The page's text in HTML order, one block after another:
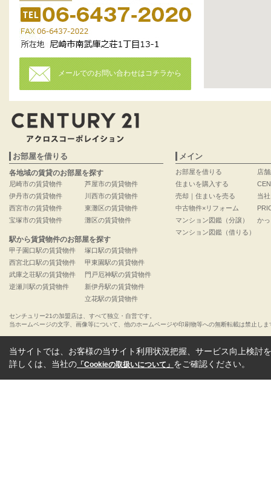
メールでのお問い合わせはコチラから
お部屋を借りる
各地域の賃貸のお部屋を探す
尼崎市の賃貸物件
伊丹市の賃貸物件
西宮市の賃貸物件
宝塚市の賃貸物件
芦屋市の賃貸物件
川西市の賃貸物件
東灘区の賃貸物件
灘区の賃貸物件
駅から賃貸物件のお部屋を探す
甲子園口駅の賃貸物件
西宮北口駅の賃貸物件
武庫之荘駅の賃貸物件
逆瀬川駅の賃貸物件
塚口駅の賃貸物件
甲東園駅の賃貸物件
門戸厄神駅の賃貸物件
新伊丹駅の賃貸物件
立花駅の賃貸物件
メイン
お部屋を借りる
住まいを購入する
売却｜住まいを売る
中古物件×リフォーム
マンション図鑑（分譲）
マンション図鑑（借りる）
店
当
か
センチュリー21の加盟店は、すべて独立・自営です。
当ホームページの文字、画像等について、他のホームページや印刷物等への無断転載は禁止しま
当サイトでは、お客様の当サイト利用状況把握、サービス向上検討
詳しくは、当社の 「Cookieの取扱いについて」 をご確認ください。